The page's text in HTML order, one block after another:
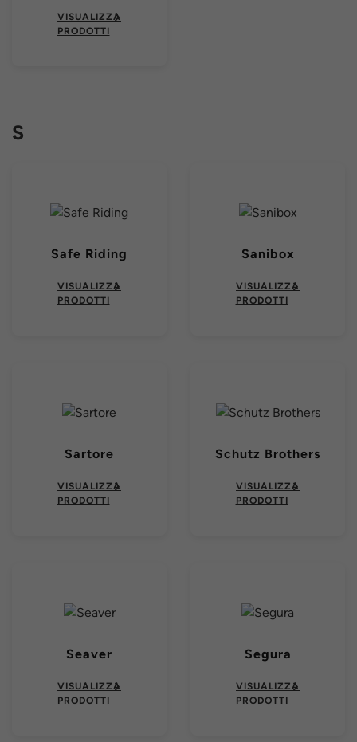
VISUALIZZA
PRODOTTI
S
Safe Riding
VISUALIZZA
PRODOTTI
Sanibox
VISUALIZZA
PRODOTTI
Sartore
VISUALIZZA
PRODOTTI
Schutz Brothers
VISUALIZZA
PRODOTTI
Seaver
VISUALIZZA
PRODOTTI
Segura
VISUALIZZA
PRODOTTI